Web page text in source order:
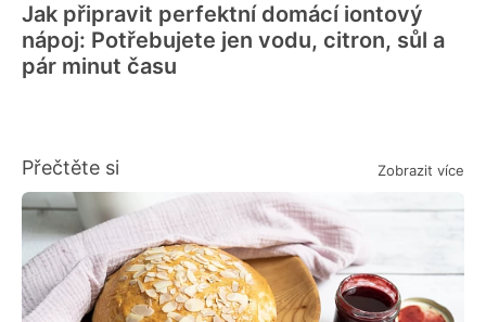
Jak připravit perfektní domácí iontový
nápoj: Potřebujete jen vodu, citron, sůl a
pár minut času
Přečtěte si Zobrazit více